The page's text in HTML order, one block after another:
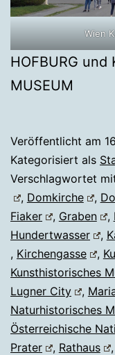
Wien
HOFBURG und
MUSEUM
Veröffentlicht am
Kategorisiert als
Verschlagwortet
, Domkirche ,
Fiaker
, Graben ,
Hundertwasser
,
, Kirchengasse ,
Kunsthistorisches
Lugner City
,
Naturhistorisches
Österreichische
Prater
, Rathaus ,